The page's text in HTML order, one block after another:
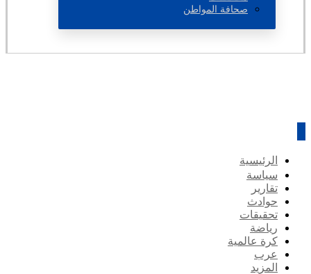
صحافة المواطن
الرئيسية
سياسة
تقارير
حوادث
تحقيقات
رياضة
كرة عالمية
عرب
المزيد